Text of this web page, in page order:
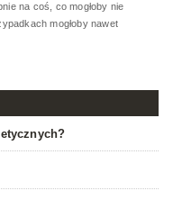
na coś, co mogłoby nie
mogłoby nawet